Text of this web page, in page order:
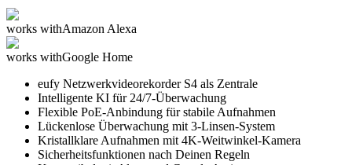
works withAmazon Alexa
works withGoogle Home
eufy Netzwerkvideorekorder S4 als Zentrale
Intelligente KI für 24/7-Überwachung
Flexible PoE-Anbindung für stabile Aufnahmen
Lückenlose Überwachung mit 3-Linsen-System
Kristallklare Aufnahmen mit 4K-Weitwinkel-Kamera
Sicherheitsfunktionen nach Deinen Regeln